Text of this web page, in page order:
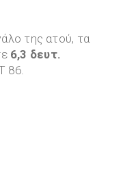
της ατού, τα
6,3 δευτ.
86.